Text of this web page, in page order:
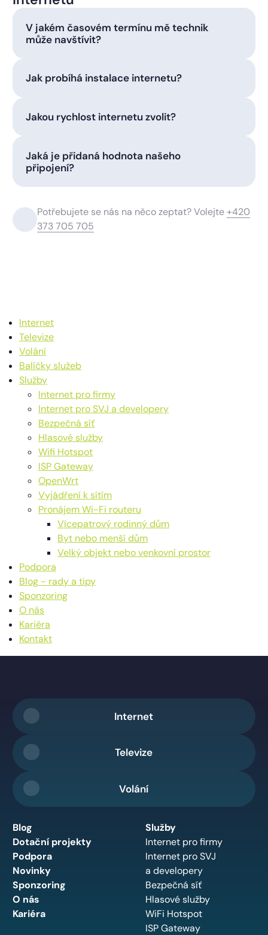
V jakém časovém termínu mě technik
může navštívit?
Jak probíhá instalace internetu?
Jakou rychlost internetu zvolit?
Jaká je přidaná hodnota našeho
připojení?
Potřebujete se nás na něco zeptat? Volejte+420
373 705 705
Internet
Televize
Volání
Balíčky služeb
Služby
Internet pro firmy
Internet pro SVJ a developery
Bezpečná síť
Hlasové služby
Wifi Hotspot
ISP Gateway
OpenWrt
Vyjádření k sítím
Pronájem Wi-Fi routeru
Vícepatrový rodinný dům
Byt nebo menší dům
Velký objekt nebo venkovní prostor
Podpora
Blog - rady a tipy
Sponzoring
O nás
Kariéra
Kontakt
Internet
Televize
Volání
Blog
Dotační projekty
Podpora
Novinky
Sponzoring
O nás
Kariéra
Služby
Internet pro firmy
Internet pro SVJ
a developery
Bezpečná síť
Hlasové služby
WiFi Hotspot
ISP Gateway